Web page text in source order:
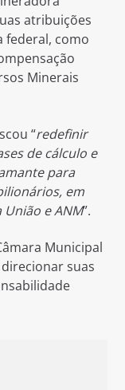
atribuições
federal, como
Minerais
“redefinir
de cálculo e
para
em
e ANM”.
Municipal
suas